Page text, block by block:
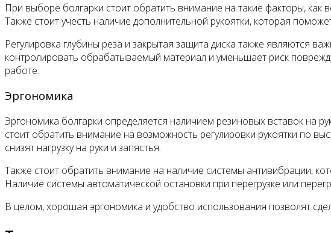
При выборе болгарки стоит обратить внимание на такие факторы, как
Также стоит учесть наличие дополнительной рукоятки, которая
Регулировка глубины реза и закрытая защита диска также являются
контролировать обрабатываемый материал и уменьшает риск
работе.
Эргономика
Эргономика болгарки определяется наличием резиновых вставок
стоит обратить внимание на возможность регулировки рукоятки по
снизят нагрузку на руки и запястья.
Также стоит обратить внимание на наличие системы антивибрации,
Наличие системы автоматической остановки при перегрузке или
В целом, хорошая эргономика и удобство использования позволят